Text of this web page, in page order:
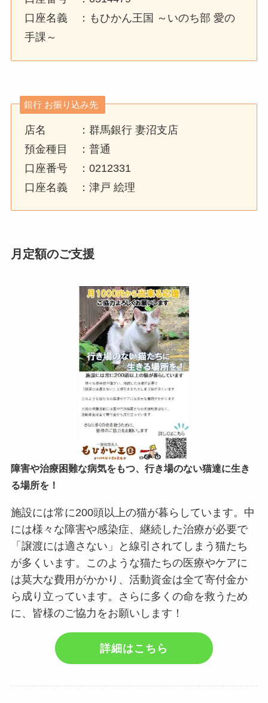
口座名義 ：もひかん王国 ～いのち部 愛の
手課～
銀行 お振り込み先
店名 ：群馬銀行 妻沼支店
預金種目 ：普通
口座番号 ：0212331
口座名義 ：津戸 絵理
月定額のご支援
障害や治療困難な病気をもつ、行き場のない猫達に生き
る場所を！
施設には常に200頭以上の猫が暮らしています。中
には様々な障害や感染症、継続した治療が必要で
「譲渡には適さない」と線引されてしまう猫たち
が多くいます。このような猫たちの医療やケアに
は莫大な費用がかかり、活動資金は全て寄付金か
ら成り立っています。さらに多くの命を救うため
に、皆様のご協力をお願いします！
詳細はこちら